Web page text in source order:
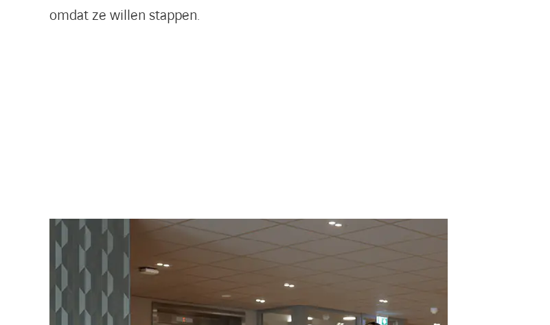
omdat ze willen stappen.